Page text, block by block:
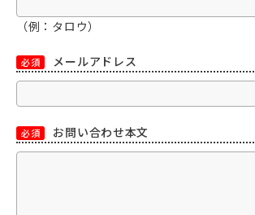
（例：タロウ）
必須 メールアドレス
必須 お問い合わせ本文